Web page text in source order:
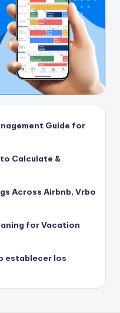
Guide for
Calculate &
Across Airbnb, Vrbo
for Vacation
establecer los